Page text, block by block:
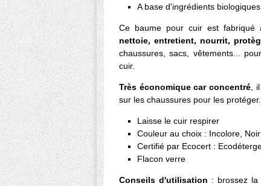
A base d'ingrédients
Ce baume pour cuir est fabriqué
nettoie, entretient, nourrit,
chaussures, sacs, vêtements...
cuir.
Très économique car concentré,
sur les chaussures pour les
Laisse le cuir respirer
Couleur au choix : Incolore,
Certifié par Ecocert :
Flacon verre
Conseils d'utilisation : brossez